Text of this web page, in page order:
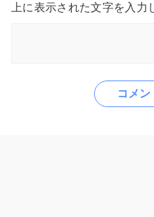
上に表示された文字を入力